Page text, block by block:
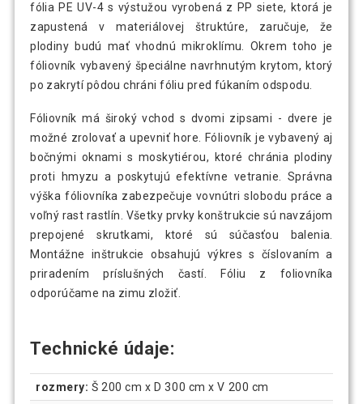
fólia PE UV-4 s výstužou vyrobená z PP siete, ktorá je
zapustená v materiálovej štruktúre, zaručuje, že
plodiny budú mať vhodnú mikroklímu. Okrem toho je
fóliovník vybavený špeciálne navrhnutým krytom, ktorý
po zakrytí pôdou chráni fóliu pred fúkaním odspodu.
Fóliovník má široký vchod s dvomi zipsami - dvere je
možné zrolovať a upevniť hore. Fóliovník je vybavený aj
bočnými oknami s moskytiérou, ktoré chránia plodiny
proti hmyzu a poskytujú efektívne vetranie. Správna
výška fóliovníka zabezpečuje vovnútri slobodu práce a
voľný rast rastlín. Všetky prvky konštrukcie sú navzájom
prepojené skrutkami, ktoré sú súčasťou balenia.
Montážne inštrukcie obsahujú výkres s číslovaním a
priradením príslušných častí. Fóliu z foliovníka
odporúčame na zimu zložiť.
Technické údaje:
rozmery: Š 200 cm x D 300 cm x V 200 cm